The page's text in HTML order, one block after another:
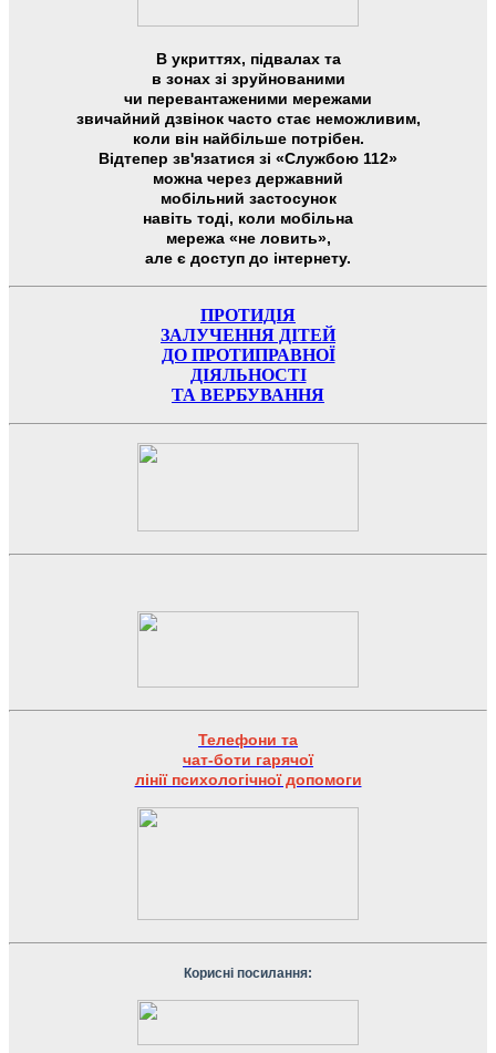
В укриттях, підвалах та
в зонах зі зруйнованими
чи перевантаженими мережами
звичайний дзвінок часто стає неможливим,
коли він найбільше потрібен.
Відтепер зв'язатися зі «Службою 112»
можна через державний
мобільний застосунок
навіть тоді, коли мобільна
мережа «не ловить»,
але є доступ до інтернету.
ПРОТИДІЯ
ЗАЛУЧЕННЯ ДІТЕЙ
ДО ПРОТИПРАВНОЇ
ДІЯЛЬНОСТІ
ТА ВЕРБУВАННЯ
Телефони та
чат-боти гарячої
лінії психологічної допомоги
Корисні посилання: